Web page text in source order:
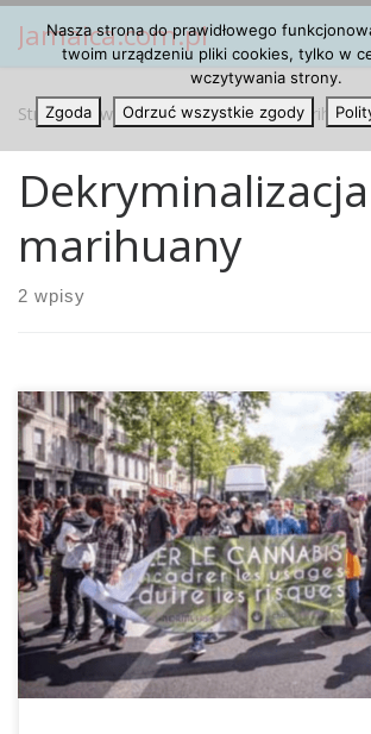
Przejdź do treści
Jamaica.com.pl
Strona główna » Dekryminalizacja marihuany
Dekryminalizacja
marihuany
2 wpisy
Nowy Minister Spraw Wewnętrznych
niedawno oznajmił, że od września
przeznaczonego na własny użytek nie
Równocześnie do tego zarządzenia mają
zwiększone sankcje za handel
Wewnętrznych powiedział, że po wejściu
osoby złapane na posiadaniu cannabisu
ukarane […]
Nasza strona do prawidłowego
twoim urządzeniu pliki cookies, tylko w
wczytywania strony.
Zgoda
Odrzuć wszystkie zgody